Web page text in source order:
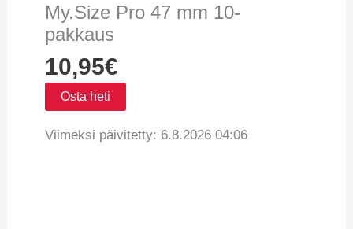
My.Size Pro 47 mm 10-
pakkaus
10,95€
Osta heti
Viimeksi päivitetty: 6.8.2026 04:06